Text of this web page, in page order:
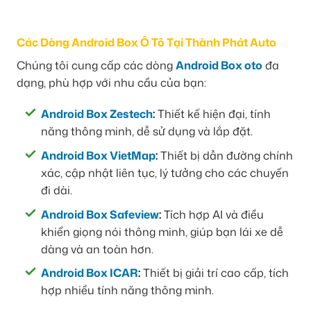
Các Dòng Android Box Ô Tô Tại Thành Phát Auto
Chúng tôi cung cấp các dòngAndroid Box otođa
dạng, phù hợp với nhu cầu của bạn:
Android Box Zestech:Thiết kế hiện đại, tính
năng thông minh, dễ sử dụng và lắp đặt.
Android Box VietMap:Thiết bị dẫn đường chính
xác, cập nhật liên tục, lý tưởng cho các chuyến
đi dài.
Android Box Safeview:Tích hợp AI và điều
khiển giọng nói thông minh, giúp bạn lái xe dễ
dàng và an toàn hơn.
Android Box ICAR:Thiết bị giải trí cao cấp, tích
hợp nhiều tính năng thông minh.